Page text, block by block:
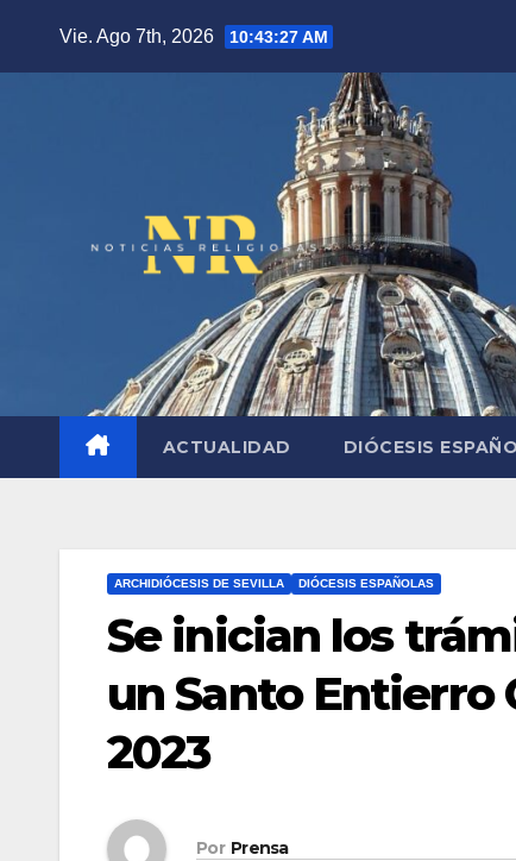
Vie. Ago 7th, 2026 10:43:28 AM
ACTUALIDAD DIÓCESIS
ARCHIDIÓCESIS DE SEVILLA DIÓCESIS ESPAÑOLAS
Se inician los
un Santo Entierro
2023
Por Prensa